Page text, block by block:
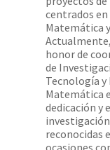
centrados
Matemática
honor de
de
Tecnología y
Matemática
dedicación y
reconocidas